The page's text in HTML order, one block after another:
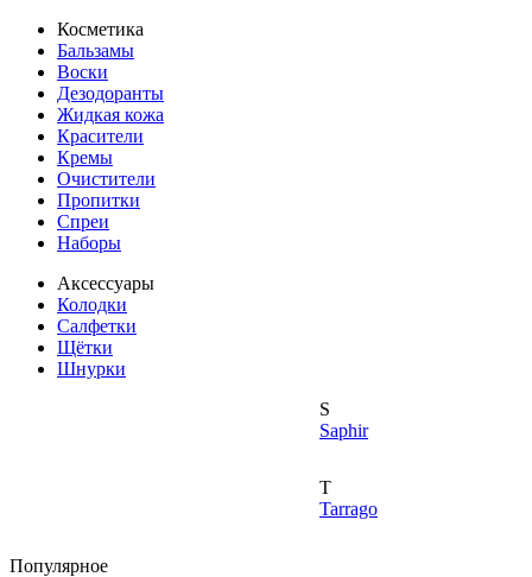
Косметика
Бальзамы
Воски
Дезодоранты
Жидкая кожа
Красители
Кремы
Очистители
Пропитки
Спреи
Наборы
Аксессуары
Колодки
Салфетки
Щётки
Шнурки
S
Saphir
T
Tarrago
Популярное